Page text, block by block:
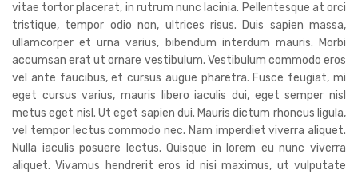
vitae tortor placerat, in rutrum nunc lacinia. Pellentesque at orci
tristique, tempor odio non, ultrices risus. Duis sapien massa,
ullamcorper et urna varius, bibendum interdum mauris. Morbi
accumsan erat ut ornare vestibulum. Vestibulum commodo eros
vel ante faucibus, et cursus augue pharetra. Fusce feugiat, mi
eget cursus varius, mauris libero iaculis dui, eget semper nisl
metus eget nisl. Ut eget sapien dui. Mauris dictum rhoncus ligula,
vel tempor lectus commodo nec. Nam imperdiet viverra aliquet.
Nulla iaculis posuere lectus. Quisque in lorem eu nunc viverra
aliquet. Vivamus hendrerit eros id nisi maximus, ut vulputate